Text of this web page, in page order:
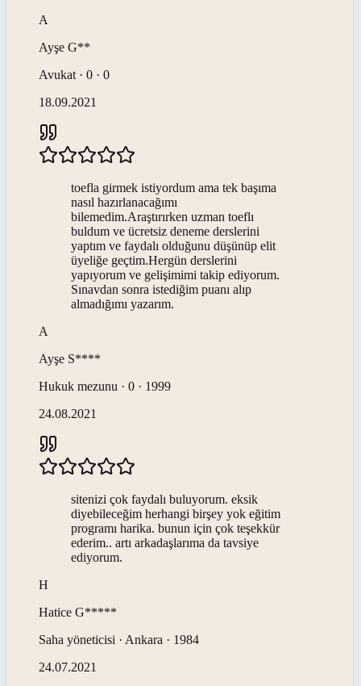
A
Ayşe G**
Avukat · 0 · 0
18.09.2021
toefla girmek istiyordum ama tek başıma
nasıl hazırlanacağımı
bilemedim.Araştırırken uzman toeflı
buldum ve ücretsiz deneme derslerini
yaptım ve faydalı olduğunu düşünüp elit
üyeliğe geçtim.Hergün derslerini
yapıyorum ve gelişimimi takip ediyorum.
Sınavdan sonra istediğim puanı alıp
almadığımı yazarım.
A
Ayşe S****
Hukuk mezunu · 0 · 1999
24.08.2021
sitenizi çok faydalı buluyorum. eksik
diyebileceğim herhangi birşey yok eğitim
programı harika. bunun için çok teşekkür
ederim.. artı arkadaşlarıma da tavsiye
ediyorum.
H
Hatice G*****
Saha yöneticisi · Ankara · 1984
24.07.2021